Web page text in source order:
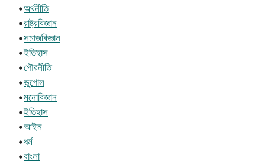
•অর্থনীতি
•রাষ্ট্রবিজ্ঞান
•সমাজবিজ্ঞান
•ইতিহাস
•পৌরনীতি
•ভূগোল
•মনোবিজ্ঞান
•ইতিহাস
•আইন
•ধর্ম
•বাংলা